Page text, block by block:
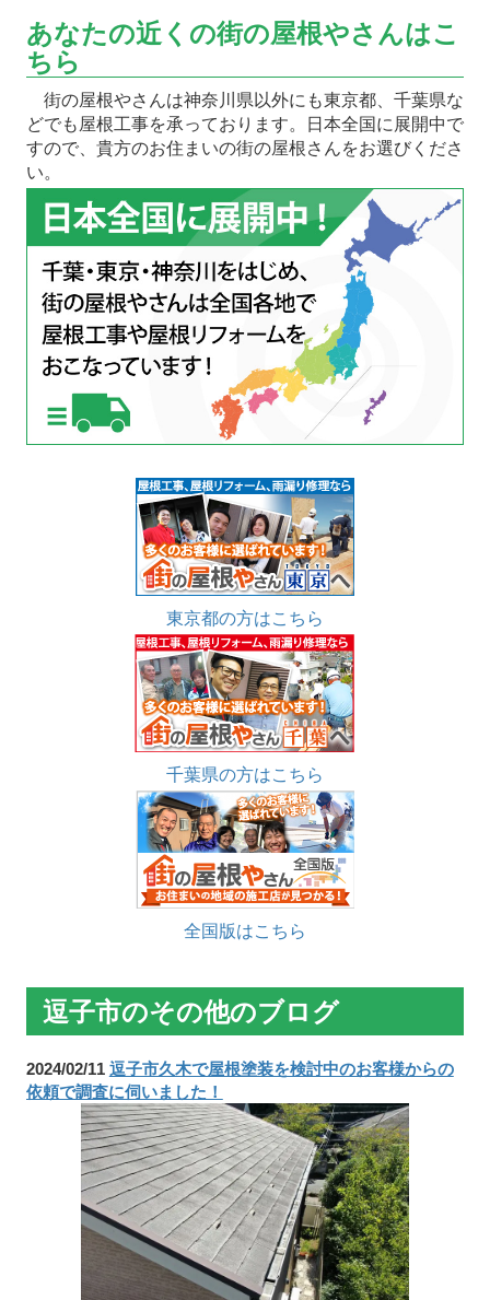
あなたの近くの街の屋根やさんはこ
ちら
街の屋根やさんは神奈川県以外にも東京都、千葉県な
どでも屋根工事を承っております。日本全国に展開中で
すので、貴方のお住まいの街の屋根さんをお選びくださ
い。
東京都の方はこちら
千葉県の方はこちら
全国版はこちら
逗子市のその他のブログ
2024/02/11 逗子市久木で屋根塗装を検討中のお客様からの
依頼で調査に伺いました！